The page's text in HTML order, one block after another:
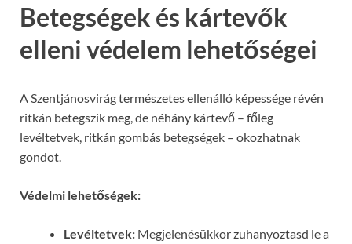
Betegségek és kártevők
elleni védelem lehetőségei
A Szentjánosvirág természetes ellenálló képessége révén
ritkán betegszik meg, de néhány kártevő – főleg
levéltetvek, ritkán gombás betegségek – okozhatnak
gondot.
Védelmi lehetőségek:
Levéltetvek: Megjelenésükkor zuhanyoztasd le a